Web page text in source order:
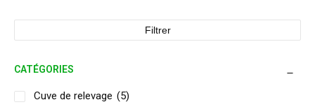
Filtrer
CATÉGORIES
Cuve de relevage (5)